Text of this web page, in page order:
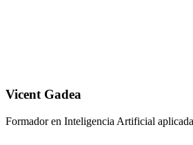
Vicent Gadea
Formador en Inteligencia Artificial